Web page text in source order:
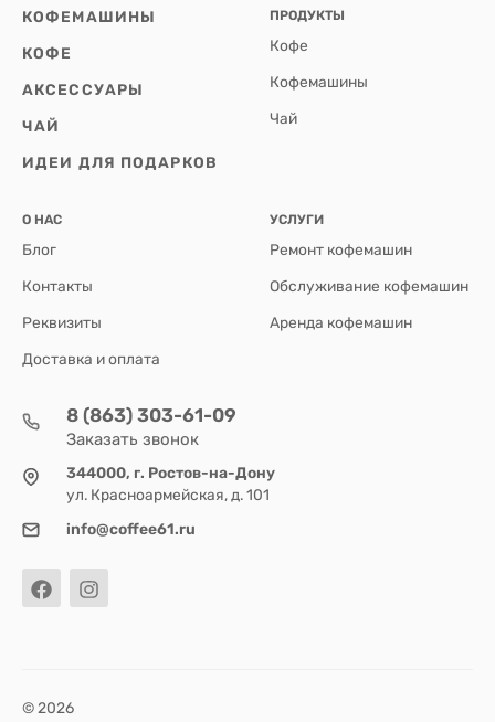
КОФЕМАШИНЫ
КОФЕ
АКСЕССУАРЫ
ЧАЙ
ИДЕИ ДЛЯ ПОДАРКОВ
ПРОДУКТЫ
Кофе
Кофемашины
Чай
О НАС
Блог
Контакты
Реквизиты
Доставка и оплата
УСЛУГИ
Ремонт кофемашин
Обслуживание кофемашин
Аренда кофемашин
8 (863) 303-61-09
Заказать звонок
344000, г. Ростов-на-Дону
ул. Красноармейская, д. 101
info@coffee61.ru
© 2026